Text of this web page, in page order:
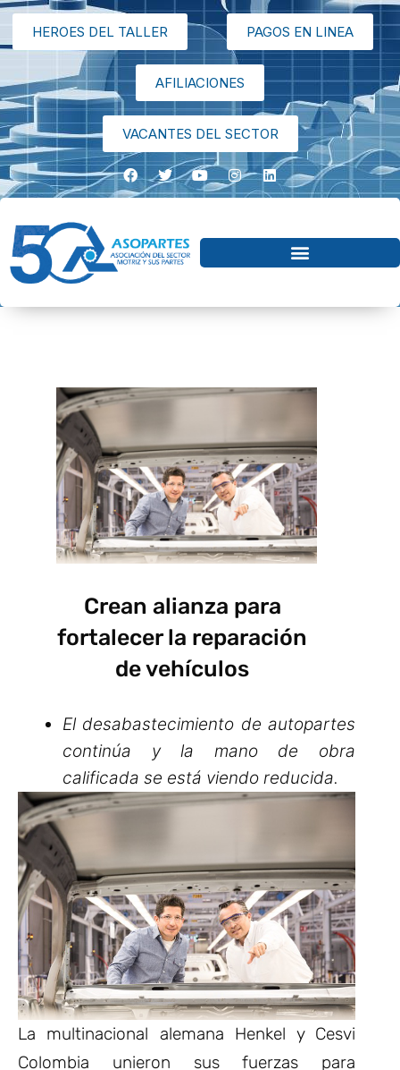
HEROES DEL TALLER PAGOS EN LINEA
AFILIACIONES
VACANTES DEL SECTOR
Crean alianza para
fortalecer la reparación
de vehículos
El desabastecimiento de autopartes
continúa y la mano de obra
calificada se está viendo reducida.
La multinacional alemana Henkel y Cesvi
Colombia unieron sus fuerzas para